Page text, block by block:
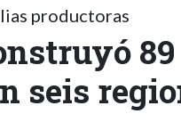
productoras
seis